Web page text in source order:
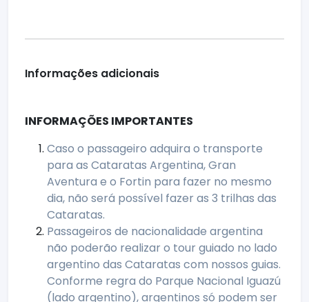
Informações adicionais
INFORMAÇÕES IMPORTANTES
Caso o passageiro adquira o transporte
para as Cataratas Argentina, Gran
Aventura e o Fortin para fazer no mesmo
dia, não será possível fazer as 3 trilhas das
Cataratas.
Passageiros de nacionalidade argentina
não poderão realizar o tour guiado no lado
argentino das Cataratas com nossos guias.
Conforme regra do Parque Nacional Iguazú
(lado argentino), argentinos só podem ser